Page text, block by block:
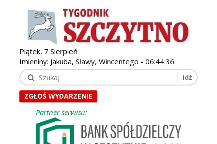
Piątek, 7 Sierpień
Imieniny: Jakuba, Sławy, Wincentego - 06:44:38
ZGŁOŚ WYDARZENIE
Partner serwisu: